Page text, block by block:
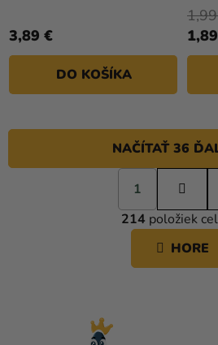
3,89 €
DO KOŠÍKA
O
V
L
Á
NAČÍTAŤ 36
S
t
r
á
k
o
1
214 položiek
HORE